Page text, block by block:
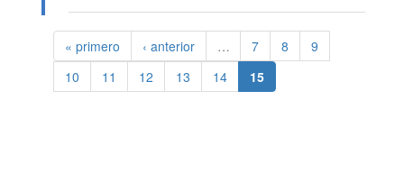
Paginación
Primera página
« primero Página anterior
‹ anterior … Página
7 Página
8 Página
9
Página
10 Página
11 Página
12 Página
13 Página
14 Página actual
15